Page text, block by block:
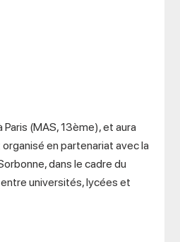
Paris (MAS, 13ème), et aura
en partenariat avec la
dans le cadre du
universités, lycées et